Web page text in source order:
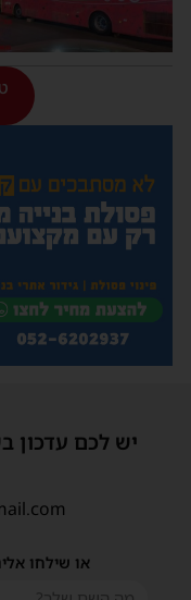
יש לכם עדכון
או שילחו